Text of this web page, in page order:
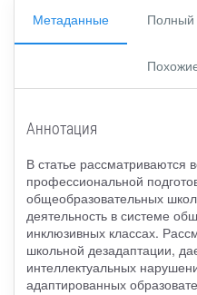
Метаданные Полный
Аннотация
В статье рассматриваются
профессиональной
общеобразовательных
деятельность в системе
инклюзивных классах.
школьной дезадаптации,
интеллектуальных
адаптированных